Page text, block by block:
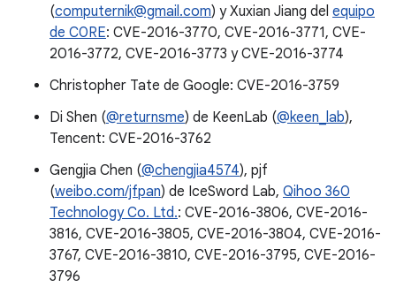
(computernik@gmail.com) y Xuxian Jiang del equipo
de C0RE: CVE-2016-3770, CVE-2016-3771, CVE-
2016-3772, CVE-2016-3773 y CVE-2016-3774
Christopher Tate de Google: CVE-2016-3759
Di Shen (@returnsme) de KeenLab (@keen_lab),
Tencent: CVE-2016-3762
Gengjia Chen (@chengjia4574), pjf
(weibo.com/jfpan) de IceSword Lab, Qihoo 360
Technology Co. Ltd.: CVE-2016-3806, CVE-2016-
3816, CVE-2016-3805, CVE-2016-3804, CVE-2016-
3767, CVE-2016-3810, CVE-2016-3795, CVE-2016-
3796